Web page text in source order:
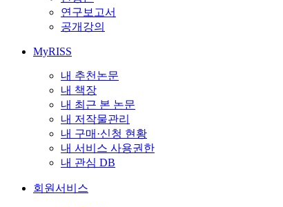
연구보고서
공개강의
MyRISS
내 추천논문
내 책장
내 최근 본 논문
내 저작물관리
내 구매·신청 현황
내 서비스 사용권한
내 관심 DB
회원서비스